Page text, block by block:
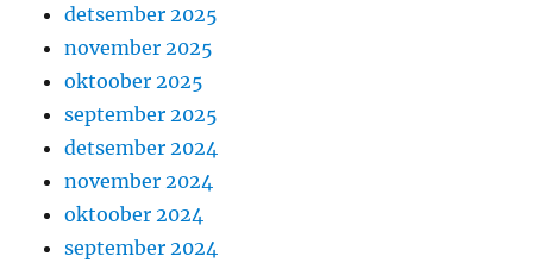
detsember 2025
november 2025
oktoober 2025
september 2025
detsember 2024
november 2024
oktoober 2024
september 2024